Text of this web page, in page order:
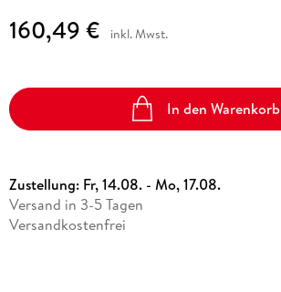
160,49 € inkl. Mwst.
In den Warenkorb
Zustellung: Fr, 14.08. - Mo, 17.08.
Versand in 3-5 Tagen
Versandkostenfrei